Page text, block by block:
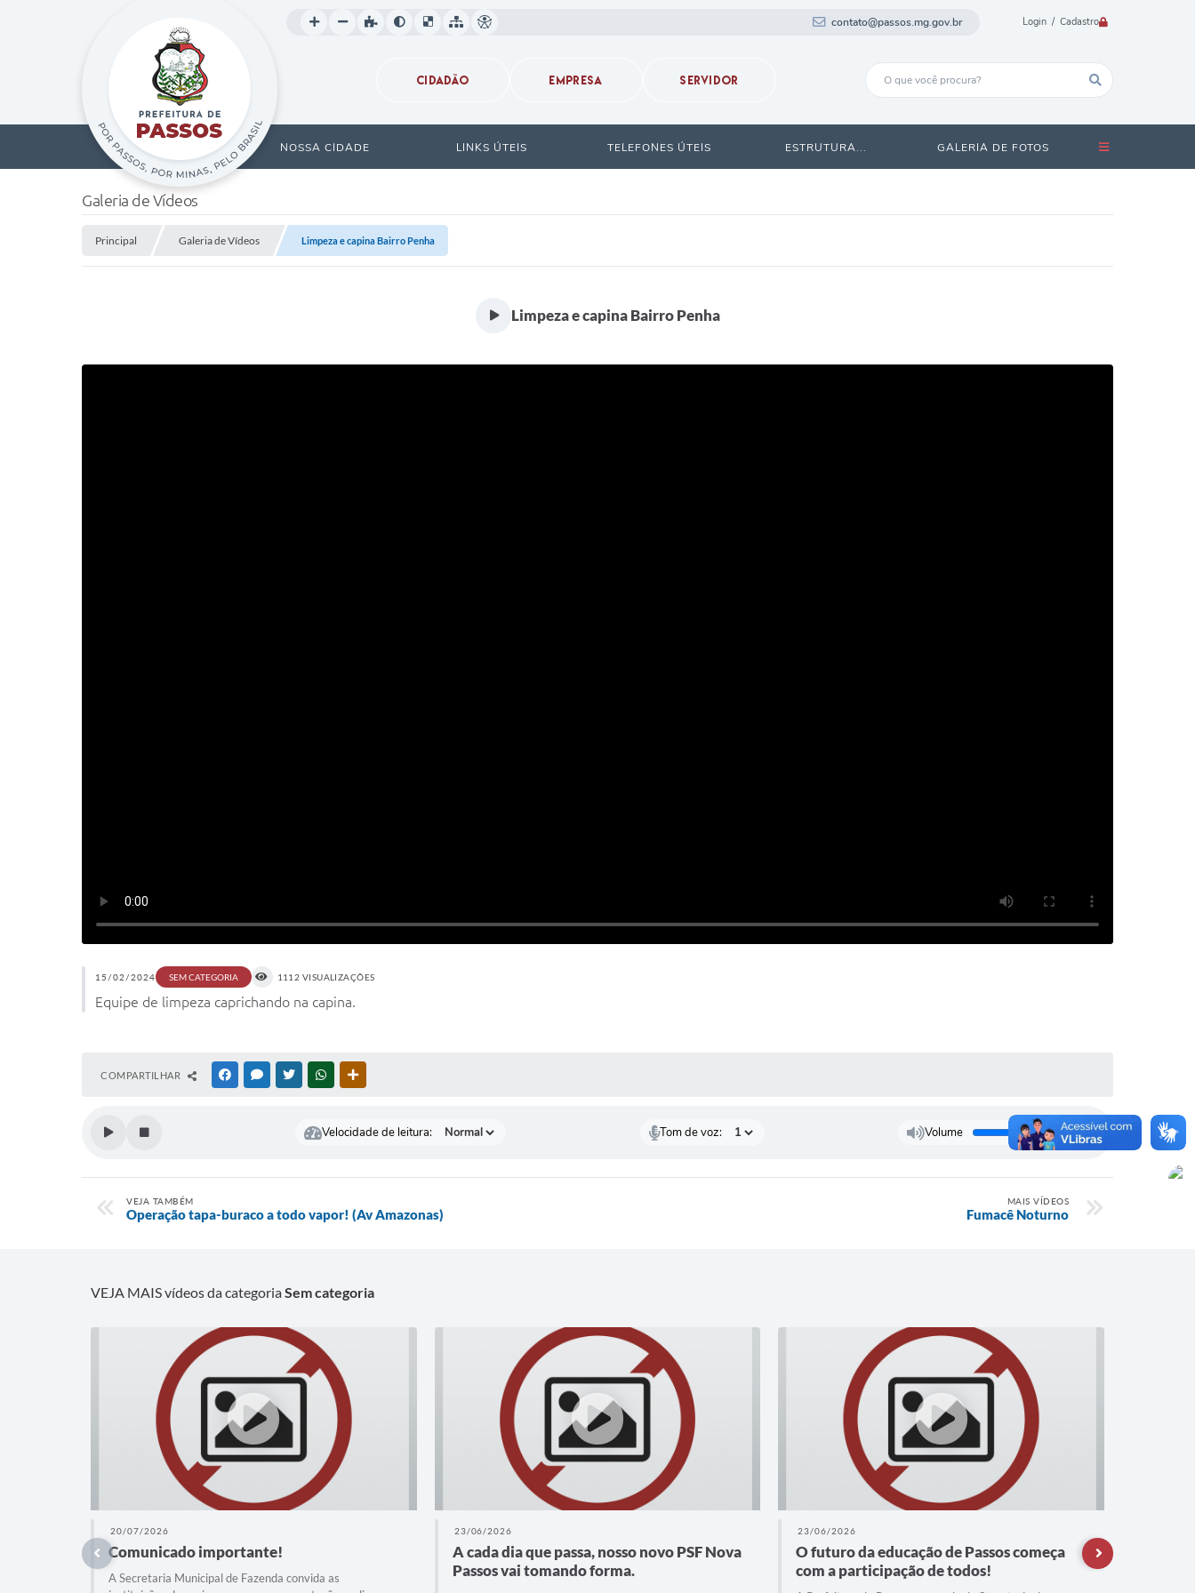
Login / Cadastro
contato@passos.mg.gov.br
CIDADÃO EMPRESA SERVIDOR
NOSSA CIDADE LINKS ÚTEIS TELEFONES ÚTEIS ESTRUTURA... GALERIA DE FOTOS
Galeria de Vídeos
Principal Galeria de Vídeos Limpeza e capina Bairro Penha
Limpeza e capina Bairro Penha
15/02/2024 SEM CATEGORIA 1112 VISUALIZAÇÕES
Equipe de limpeza caprichando na capina.
COMPARTILHAR FACEBOOKMESSENGER
TWITTERWHATSAPP
Velocidade de leitura: Tom de voz: Volume
VEJA TAMBÉM
Operação tapa-buraco a todo vapor! (Av Amazonas)
MAIS VÍDEOS
Fumacê Noturno
VEJA MAIS vídeos da categoriaSem categoria
20/07/2026
Comunicado importante!
A Secretaria Municipal de Fazenda convida as
23/06/2026
A cada dia que passa, nosso novo PSF Nova
Passos vai tomando forma.
23/06/2026
O futuro da educação de Passos começa
com a participação de todos!